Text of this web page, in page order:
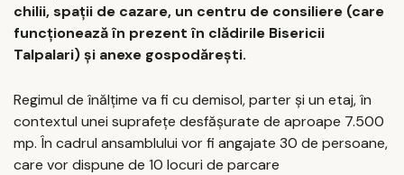
chilii, spații de cazare, un centru de consiliere (care
funcționează în prezent în clădirile Bisericii
Talpalari) și anexe gospodărești.
Regimul de înălţime va fi cu demisol, parter şi un etaj, în
contextul unei suprafeţe desfăşurate de aproape 7.500
mp. În cadrul ansamblului vor fi angajate 30 de persoane,
care vor dispune de 10 locuri de parcare